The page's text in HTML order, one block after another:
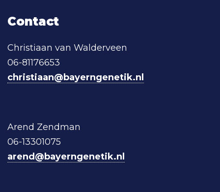
Contact
Christiaan van Walderveen
06-81176653
christiaan@bayerngenetik.nl
Arend Zendman
06-13301075
arend@bayerngenetik.nl